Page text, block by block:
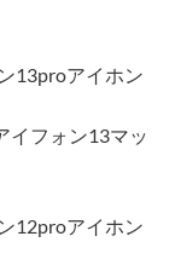
13proアイホン
イフォン13マッ
12proアイホン